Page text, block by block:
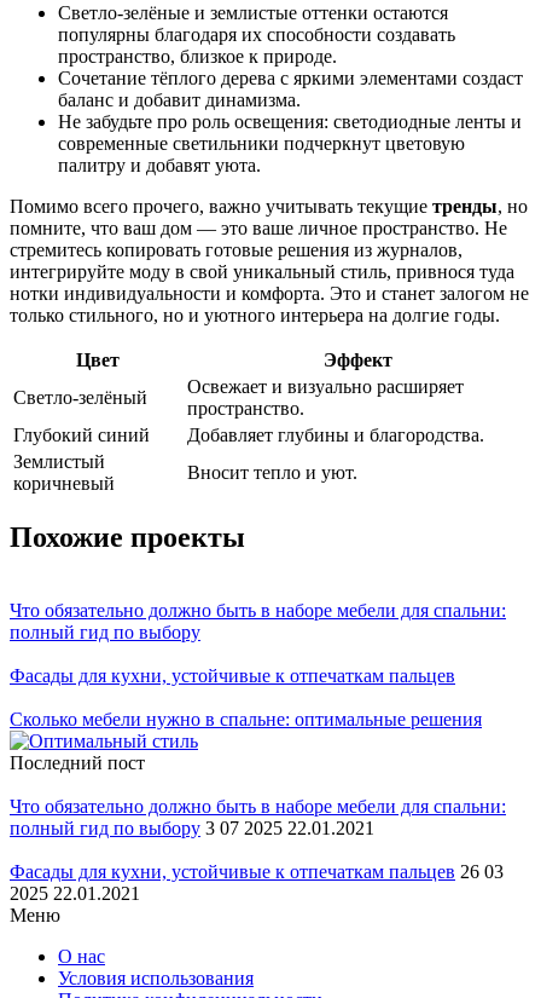
Светло-зелёные и землистые оттенки остаются
популярны благодаря их способности создавать
пространство, близкое к природе.
Сочетание тёплого дерева с яркими элементами создаст
баланс и добавит динамизма.
Не забудьте про роль освещения: светодиодные ленты и
современные светильники подчеркнут цветовую
палитру и добавят уюта.
Помимо всего прочего, важно учитывать текущие тренды, но
помните, что ваш дом — это ваше личное пространство. Не
стремитесь копировать готовые решения из журналов,
интегрируйте моду в свой уникальный стиль, привнося туда
нотки индивидуальности и комфорта. Это и станет залогом не
только стильного, но и уютного интерьера на долгие годы.
Цвет
Эффект
Светло-зелёный
Освежает и визуально расширяет
пространство.
Глубокий синий
Добавляет глубины и благородства.
Землистый
коричневый
Вносит тепло и уют.
Похожие проекты
Что обязательно должно быть в наборе мебели для спальни:
полный гид по выбору
Фасады для кухни, устойчивые к отпечаткам пальцев
Сколько мебели нужно в спальне: оптимальные решения
Последний пост
Что обязательно должно быть в наборе мебели для спальни:
полный гид по выбору 3 07 2025 22.01.2021
Фасады для кухни, устойчивые к отпечаткам пальцев 26 03
2025 22.01.2021
Меню
О нас
Условия использования